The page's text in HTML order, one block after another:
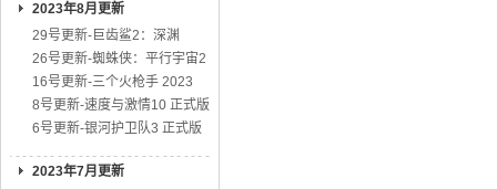
2023年8月更新
29号更新-巨齿鲨2：深渊
26号更新-蜘蛛侠：平行宇宙2
16号更新-三个火枪手 2023
8号更新-速度与激情10 正式版
6号更新-银河护卫队3 正式版
2023年7月更新